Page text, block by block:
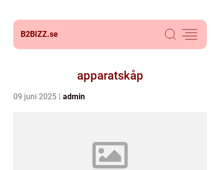
B2BIZZ.se
apparatskåp
09 juni 2025 admin